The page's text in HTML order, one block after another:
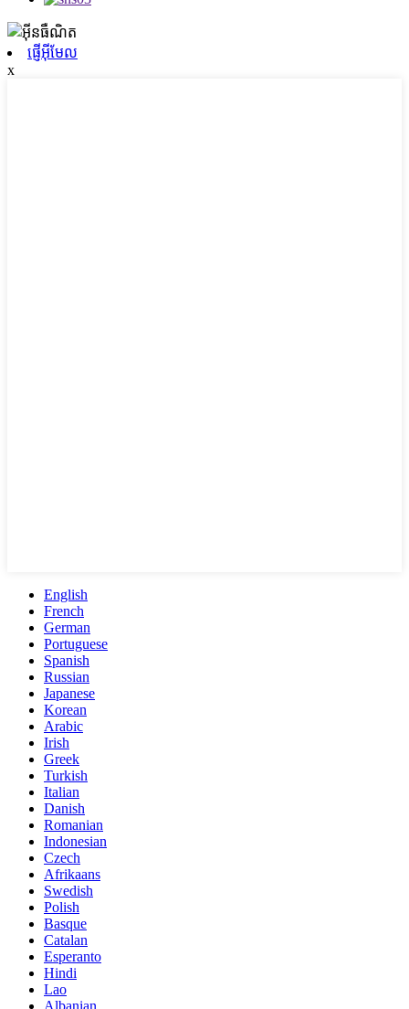
ផ្ញើអ៊ីមែល
x
English
French
German
Portuguese
Spanish
Russian
Japanese
Korean
Arabic
Irish
Greek
Turkish
Italian
Danish
Romanian
Indonesian
Czech
Afrikaans
Swedish
Polish
Basque
Catalan
Esperanto
Hindi
Lao
Albanian